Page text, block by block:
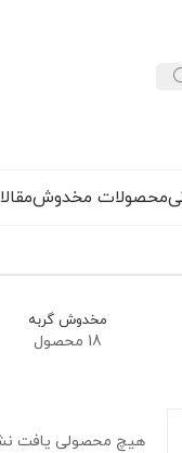
محصولات مخدوش
مخدوش گربه
18 محصول
هیچ محصولی یافت